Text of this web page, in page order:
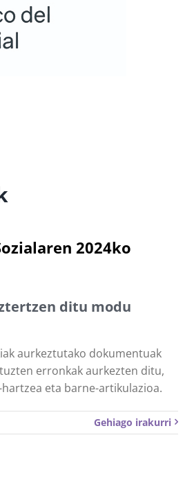
2024ko
ditu modu
aurkeztutako dokumentuak
erronkak aurkezten ditu,
eta barne-artikulazioa.
Gehiago irakurri